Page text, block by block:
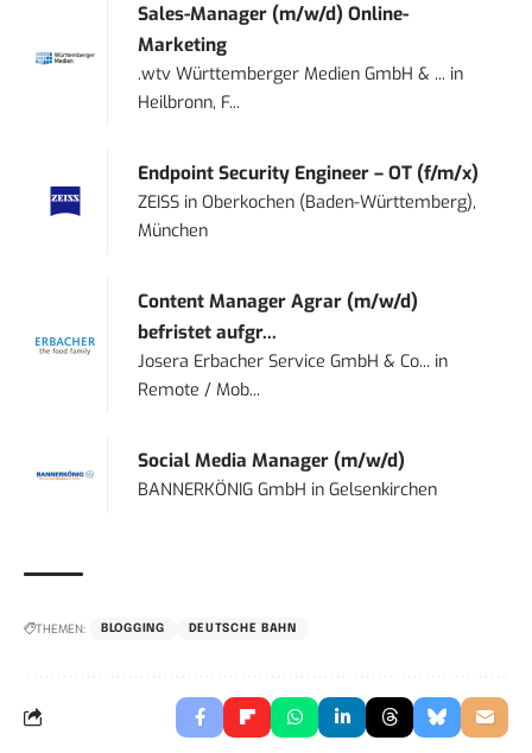
Sales-Manager (m/w/d) Online-
Marketing
.wtv Württemberger Medien GmbH & ... in
Heilbronn, F...
Endpoint Security Engineer – OT (f/m/x)
ZEISS inOberkochen (Baden-Württemberg),
München
Content Manager Agrar (m/w/d)
befristet aufgr...
Josera Erbacher Service GmbH & Co... in
Remote / Mob...
Social Media Manager (m/w/d)
BANNERKÖNIG GmbH inGelsenkirchen
THEMEN: BLOGGING DEUTSCHE BAHN